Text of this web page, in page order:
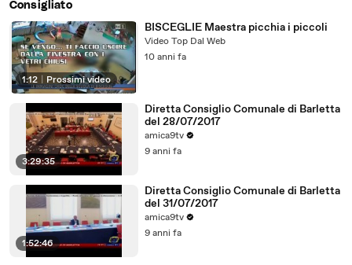
Consigliato
1:12 Prossimi video
BISCEGLIE Maestra picchia i piccoli
Video Top Dal Web
10 anni fa
3:29:35
Diretta Consiglio Comunale di Barletta
del 28/07/2017
amica9tv
9 anni fa
1:52:46
Diretta Consiglio Comunale di Barletta
del 31/07/2017
amica9tv
9 anni fa